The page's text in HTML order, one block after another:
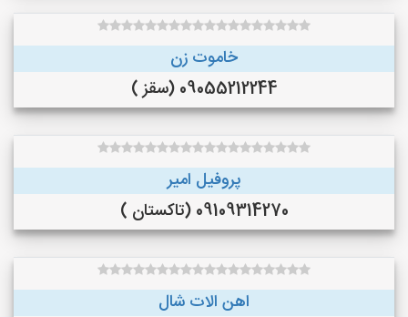
خاموت زن
09055212244 (سقز )
پروفیل امیر
09109314270 (تاکستان )
اهن الات شال